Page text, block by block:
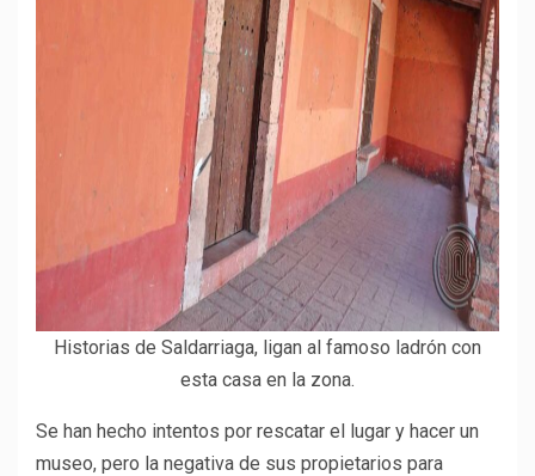
Historias de Saldarriaga, ligan al famoso ladrón con
esta casa en la zona.
Se han hecho intentos por rescatar el lugar y hacer un
museo, pero la negativa de sus propietarios para